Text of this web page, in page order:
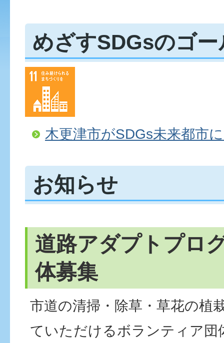
めざすSDGsのゴー
木更津市がSDGs未来都市
お知らせ
道路アダプトプロ
体募集
市道の清掃・除草・草花の植
ていただけるボランティア団